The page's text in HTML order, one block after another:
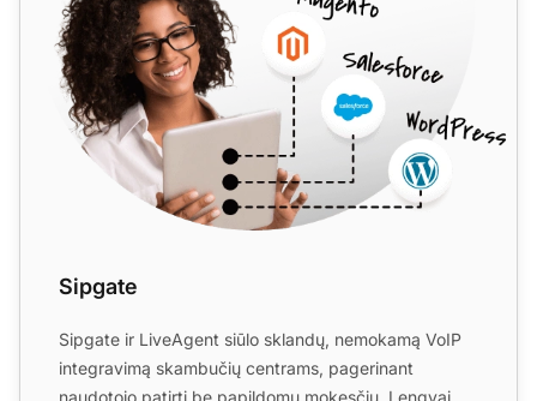
Sipgate
Sipgate ir LiveAgent siūlo sklandų, nemokamą VoIP
integravimą skambučių centrams, pagerinant
naudotojo patirtį be papildomų mokesčių. Lengvai